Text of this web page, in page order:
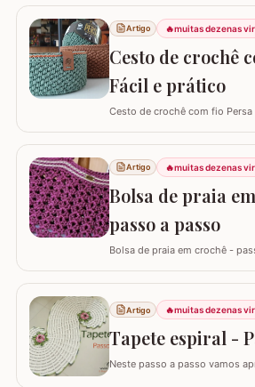
quem já tem estrada, é:
pelas minhas peças?". Eu sei
de cobrar o valor justo e não
hoje eu quero te ajudar a
Artigo 🔥muitas dezenas
Cesto de crochê
Fácil e prático
Cesto de crochê com fio
Artigo 🔥muitas dezenas
Bolsa de praia
passo a passo
Bolsa de
Artigo 🔥muitas dezenas
Tapete espiral -
Neste passo a passo vamos